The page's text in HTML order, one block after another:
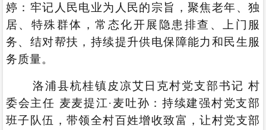
婷：牢记人民电业为人民的宗旨，聚焦老年、独
居、特殊群体，常态化开展隐患排查、上门服
务、结对帮扶，持续提升供电保障能力和民生服
务质量。
洛浦县杭桂镇皮凉艾日克村党支部书记 村
委会主任 麦麦提江·麦吐孙：持续建强村党支部
班子队伍，带领全村百姓增收致富，让村党支部